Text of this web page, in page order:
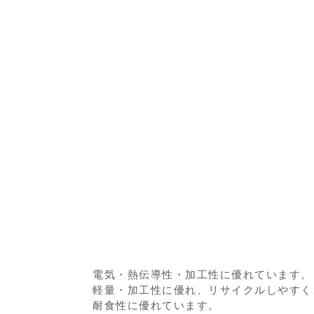
電気・熱伝導性・加工性に優れています。
軽量・加工性に優れ、リサイクルしやす
耐食性に優れています。